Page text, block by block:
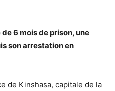
6 mois de prison, une
son arrestation en
de Kinshasa, capitale de la